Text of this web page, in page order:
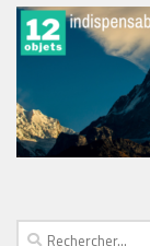
Rechercher :